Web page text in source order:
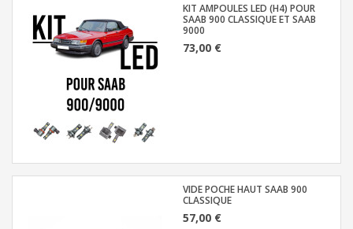
KIT AMPOULES LED (H4) POUR
SAAB 900 CLASSIQUE ET SAAB
9000
73,00 €
VIDE POCHE HAUT SAAB 900
CLASSIQUE
57,00 €